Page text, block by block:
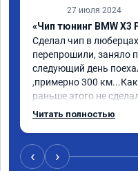
27 июля 2024
«Чип тюнинг BMW X3
Сделал чип в
перепрошили, заняло
следующий день
,примерно 300
раньше этого не
совершенно другая!
рекомендую. Езжу на
примерно 50на50.По
самому двигателю
Читать полностью
‹ ›